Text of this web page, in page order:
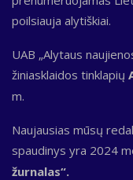
poilsiauja alytiškiai.
UAB „Alytaus
žiniasklaidos tinklapių
m.
Naujausias mūsų
spaudinys yra 2024
žurnalas“.